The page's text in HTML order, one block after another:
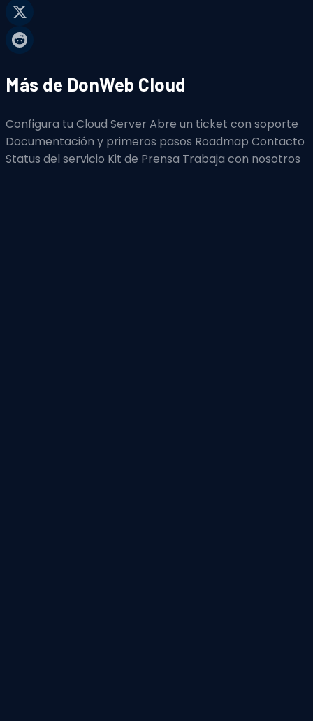
Más de DonWeb Cloud
Configura tu Cloud Server Abre un ticket con soporte
Documentación y primeros pasos Roadmap Contacto
Status del servicio Kit de Prensa Trabaja con nosotros